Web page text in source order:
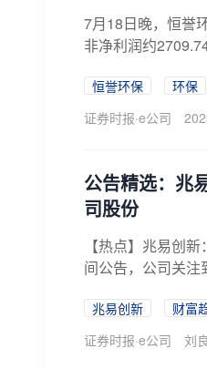
7月18日晚，恒誉
非净利润约
恒誉环保 环保
证券时报·e公司
公告精选：兆
司股份
【热点】兆易创
间公告，公司关
兆易创新 财富
证券时报·e公司
刘